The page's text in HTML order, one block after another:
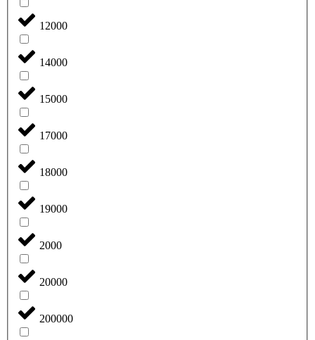
12000
14000
15000
17000
18000
19000
2000
20000
200000